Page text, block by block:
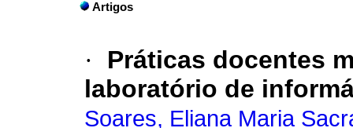
Artigos
·
Práticas docentes
laboratório de
Soares, Eliana Maria